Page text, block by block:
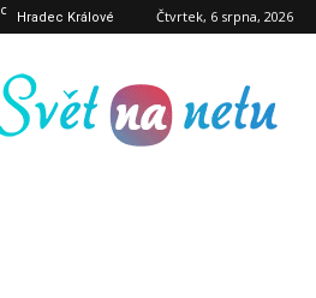
C Hradec Králové Čtvrtek, 6 srpna, 2026
Svět
na
netu